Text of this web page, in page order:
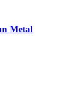
Metal